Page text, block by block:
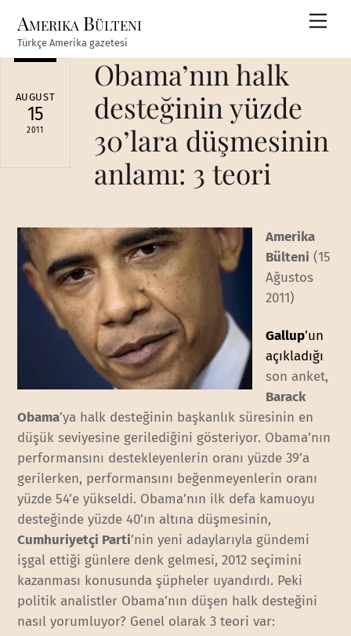
content
Amerika Bülteni
Türkçe Amerika gazetesi
AUGUST
15
2011
Obama’nın halk
desteğinin yüzde
30’lara düşmesinin
anlamı: 3 teori
Amerika
Bülteni (15
Ağustos
2011)
Gallup’un
açıkladığı
son anket,
Barack
Obama’ya halk desteğinin başkanlık süresinin en
düşük seviyesine gerilediğini gösteriyor. Obama’nın
performansını destekleyenlerin oranı yüzde 39’a
gerilerken, performansını beğenmeyenlerin oranı
yüzde 54’e yükseldi. Obama’nın ilk defa kamuoyu
desteğinde yüzde 40’ın altına düşmesinin,
Cumhuriyetçi Parti’nin yeni adaylarıyla gündemi
işgal ettiği günlere denk gelmesi, 2012 seçimini
kazanması konusunda şüpheler uyandırdı. Peki
politik analistler Obama’nın düşen halk desteğini
nasıl yorumluyor? Genel olarak 3 teori var: